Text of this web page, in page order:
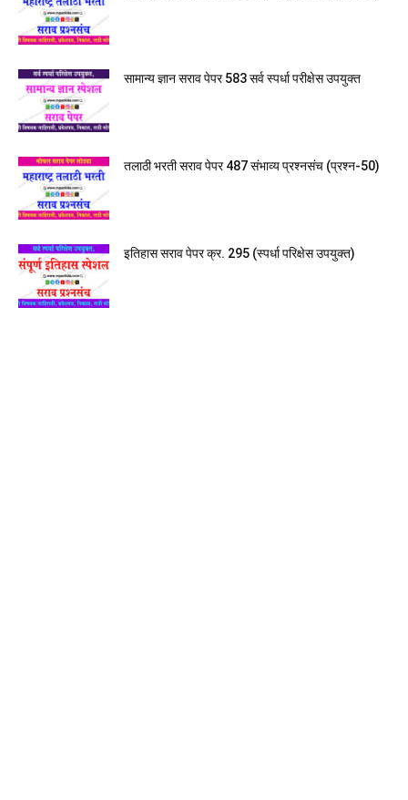
सामान्य ज्ञान सराव पेपर 583 सर्व स्पर्धा परीक्षेस उपयुक्त
तलाठी भरती सराव पेपर 487 संभाव्य प्रश्नसंच (प्रश्न-50)
इतिहास सराव पेपर क्र. 295 (स्पर्धा परिक्षेस उपयुक्त)